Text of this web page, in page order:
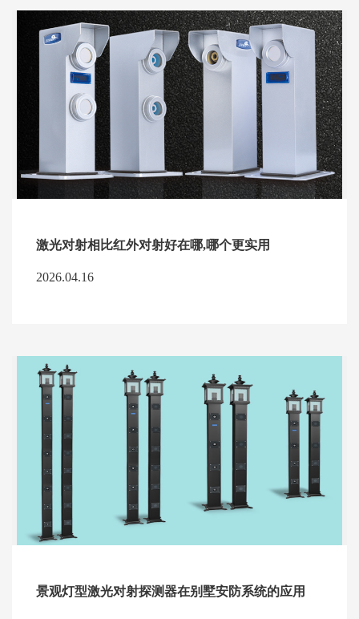
激光对射相比红外对射好在哪,哪个更实用
2026.04.16
景观灯型激光对射探测器在别墅安防系统的应用